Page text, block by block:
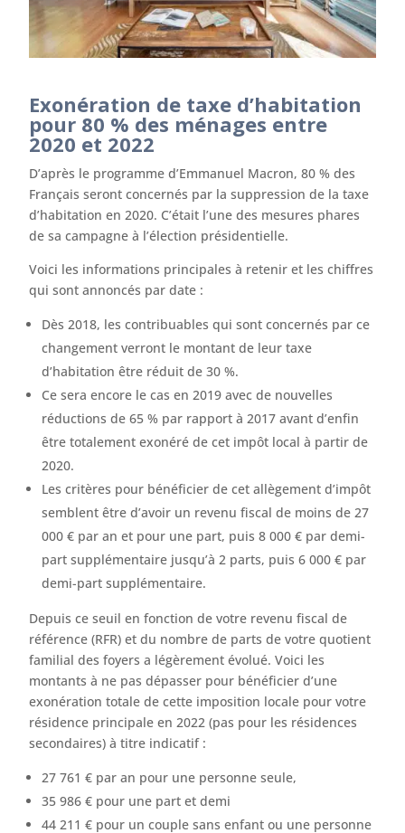
Exonération de taxe d’habitation
pour 80 % des ménages entre
2020 et 2022
D’après le programme d’Emmanuel Macron, 80 % des
Français seront concernés par la suppression de la taxe
d’habitation en 2020. C’était l’une des mesures phares
de sa campagne à l’élection présidentielle.
Voici les informations principales à retenir et les chiffres
qui sont annoncés par date :
Dès 2018, les contribuables qui sont concernés par ce
changement verront le montant de leur taxe
d’habitation être réduit de 30 %.
Ce sera encore le cas en 2019 avec de nouvelles
réductions de 65 % par rapport à 2017 avant d’enfin
être totalement exonéré de cet impôt local à partir de
2020.
Les critères pour bénéficier de cet allègement d’impôt
semblent être d’avoir un revenu fiscal de moins de 27
000 € par an et pour une part, puis 8 000 € par demi-
part supplémentaire jusqu’à 2 parts, puis 6 000 € par
demi-part supplémentaire.
Depuis ce seuil en fonction de votre revenu fiscal de
référence (RFR) et du nombre de parts de votre quotient
familial des foyers a légèrement évolué. Voici les
montants à ne pas dépasser pour bénéficier d’une
exonération totale de cette imposition locale pour votre
résidence principale en 2022 (pas pour les résidences
secondaires) à titre indicatif :
27 761 € par an pour une personne seule,
35 986 € pour une part et demi
44 211 € pour un couple sans enfant ou une personne